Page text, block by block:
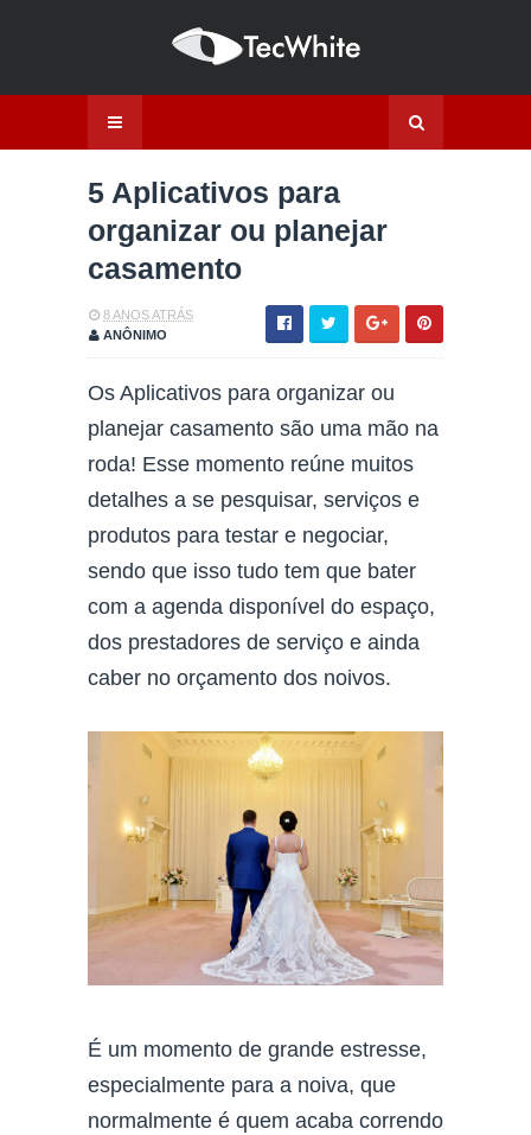
5 Aplicativos para
organizar ou planejar
casamento
8 ANOS ATRÁS
ANÔNIMO
Os Aplicativos para organizar ou
planejar casamento são uma mão na
roda! Esse momento reúne muitos
detalhes a se pesquisar, serviços e
produtos para testar e negociar,
sendo que isso tudo tem que bater
com a agenda disponível do espaço,
dos prestadores de serviço e ainda
caber no orçamento dos noivos.
É um momento de grande estresse,
especialmente para a noiva, que
normalmente é quem acaba correndo